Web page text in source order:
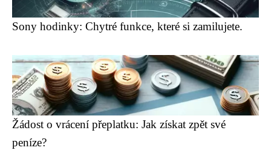
Sony hodinky: Chytré funkce, které si zamilujete.
Žádost o vrácení přeplatku: Jak získat zpět své
peníze?